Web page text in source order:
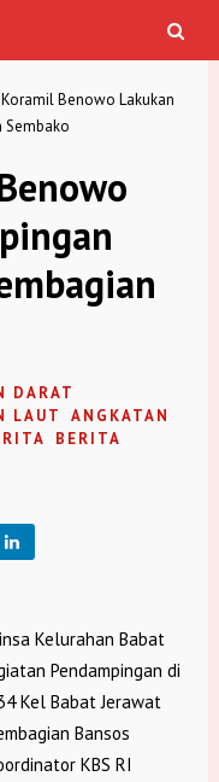
Benowo Lakukan
Sembako
DARAT
LAUT
ANGKATAN
BERITA
Kelurahan Babat
Pendampingan di
Kel Babat Jerawat
Bansos
KBS RI